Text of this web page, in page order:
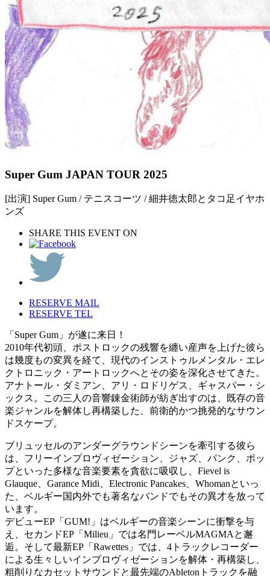
Super Gum JAPAN TOUR 2025
[出演] Super Gum / テニスコーツ / 細井徳太郎とタコ足イヤホ
ンズ
SHARE THIS EVENT ON
RESERVE MAIL
RESERVE TEL
「Super Gum」が遂に来日！
2010年代初頭、ポストロックの残響を纏い産声を上げた彼ら
は幾度もの変異を経て、現代のインストゥルメンタル・エレ
クトロニック・アートロックへとその姿を深化させてきた。
アナトール・ダミアン、アリ・ロドリゲス、ギャスパー・シ
ックス。この三人の音響錬金術師が紡ぎ出すのは、既存の音
楽ジャンルを解体し再構築した、前衛的かつ挑発的なサウン
ドスケープ。
ブリュッセルのアンダーグラウンドシーンを牽引する彼ら
は、フリーインプロヴィゼーション、ジャズ、パンク、ポッ
プといった多様な音楽要素を貪欲に吸収し、Fievel is
Glauque、Garance Midi、Electronic Pancakes、Whomanといっ
た、ベルギー国内外でも著名なバンドでもその異才を放って
います。
デビューEP「GUM!」はベルギーの音楽シーンに衝撃を与
え、セカンドEP「Milieu」では名門レーベルMAGMAと邂
逅。そして最新EP「Rawettes」では、4トラックレコーダー
による生々しいインプロヴィゼーションを解体・再構築し、
粗削りなカセットサウンドと最先端のAbletonトラックを融